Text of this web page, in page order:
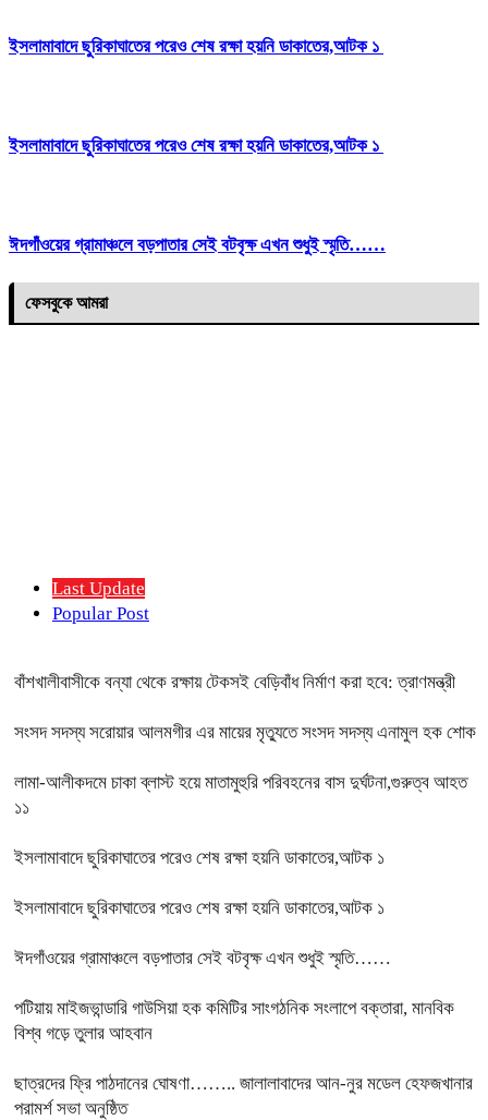
ইসলামাবাদে ছুরিকাঘাতের পরেও শেষ রক্ষা হয়নি ডাকাতের,আটক ১
ইসলামাবাদে ছুরিকাঘাতের পরেও শেষ রক্ষা হয়নি ডাকাতের,আটক ১
ঈদগাঁওয়ের গ্রামাঞ্চলে বড়পাতার সেই বটবৃক্ষ এখন শুধুই স্মৃতি……
ফেসবুকে আমরা
Last Update
Popular Post
বাঁশখালীবাসীকে বন্যা থেকে রক্ষায় টেকসই বেড়িবাঁধ নির্মাণ করা হবে: ত্রাণমন্ত্রী
সংসদ সদস্য সরোয়ার আলমগীর এর মায়ের মৃত্যুতে সংসদ সদস্য এনামুল হক শোক
লামা-আলীকদমে চাকা ব্লাস্ট হয়ে মাতামুহুরি পরিবহনের বাস দুর্ঘটনা,গুরুত্ব আহত
১১
ইসলামাবাদে ছুরিকাঘাতের পরেও শেষ রক্ষা হয়নি ডাকাতের,আটক ১
ইসলামাবাদে ছুরিকাঘাতের পরেও শেষ রক্ষা হয়নি ডাকাতের,আটক ১
ঈদগাঁওয়ের গ্রামাঞ্চলে বড়পাতার সেই বটবৃক্ষ এখন শুধুই স্মৃতি……
পটিয়ায় মাইজভান্ডারি গাউসিয়া হক কমিটির সাংগঠনিক সংলাপে বক্তারা, মানবিক
বিশ্ব গড়ে তুলার আহবান
ছাত্রদের ফ্রি পাঠদানের ঘোষণা…….. জালালাবাদের আন-নুর মডেল হেফজখানার
পরামর্শ সভা অনুষ্ঠিত